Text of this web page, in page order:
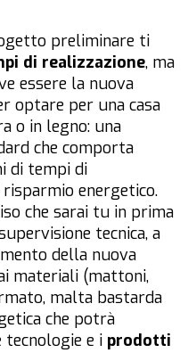
preliminare ti
di realizzazione, ma
essere la nuova
optare per una casa
o in legno: una
che comporta
di tempi di
energetico.
che sarai tu in prima
tecnica, a
della nuova
materiali (mattoni,
malta bastarda
che potrà
tecnologie e i prodotti